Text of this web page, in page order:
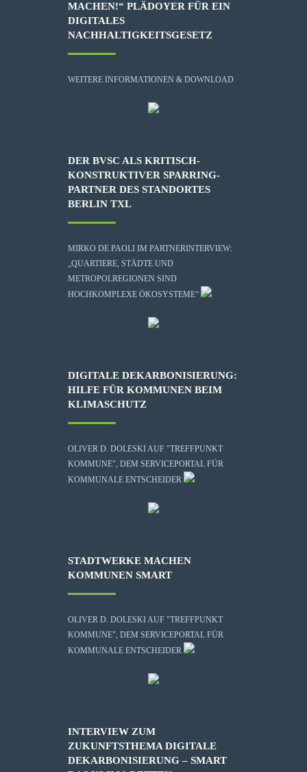
MACHEN!“ PLÄDOYER FÜR EIN
DIGITALES
NACHHALTIGKEITSGESETZ
WEITERE INFORMATIONEN & DOWNLOAD
DER BVSC ALS KRITISCH-
KONSTRUKTIVER SPARRING-
PARTNER DES STANDORTES
BERLIN TXL
MIRKO DE PAOLI IM PARTNERINTERVIEW:
„QUARTIERE, STÄDTE UND
METROPOLREGIONEN SIND
HOCHKOMPLEXE ÖKOSYSTEME“
DIGITALE DEKARBONISIERUNG:
HILFE FÜR KOMMUNEN BEIM
KLIMASCHUTZ
OLIVER D. DOLESKI AUF "TREFFPUNKT
KOMMUNE", DEM SERVICEPORTAL FÜR
KOMMUNALE ENTSCHEIDER
STADTWERKE MACHEN
KOMMUNEN SMART
OLIVER D. DOLESKI AUF "TREFFPUNKT
KOMMUNE", DEM SERVICEPORTAL FÜR
KOMMUNALE ENTSCHEIDER
INTERVIEW ZUM
ZUKUNFTSTHEMA DIGITALE
DEKARBONISIERUNG – SMART